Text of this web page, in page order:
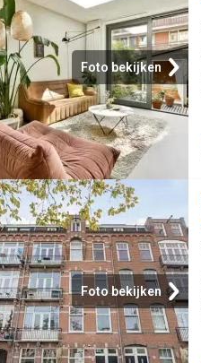
Foto bekijken
Foto bekijken